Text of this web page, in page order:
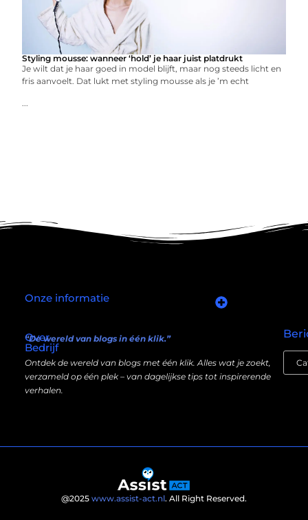
Styling mousse: wanneer ‘hold’ je haar juist platdrukt
Je wilt dat je haar goed in model blijft, maar nog steeds licht en
fris aanvoelt. Dat lukt met styling mousse als je ’m echt
...
Over
Bedrijf
“De wereld van blogs in één klik.”
Ontdek de wereld van blogs met één klik. Alles wat je zoekt,
verzameld op één plek – van dagelijkse tips tot inspirerende
verhalen.
Onze informatie
@2025 www.assist-act.nl. All Right Reserved.